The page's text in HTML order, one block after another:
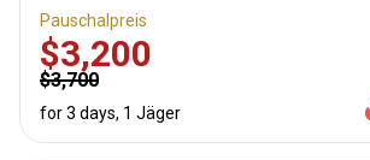
Pauschalpreis
$3,200
$3,700
for 3 days, 1 Jäger